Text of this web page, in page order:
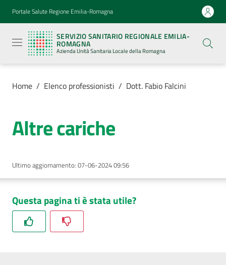
Vai al contenuto
Vai alla navigazione
Vai al footer
Portale Salute Regione Emilia-Romagna
SERVIZIO SANITARIO REGIONALE EMILIA-
ROMAGNA
Azienda Unità Sanitaria Locale della Romagna
Sanitario
Regionale
Emilia-
Romagna
Azienda
Sanitaria
Locale della
Servizi
Luoghi
di
cura
Home / Elenco professionisti / Dott. Fabio Falcini
Altre cariche
Ultimo aggiornamento: 07-06-2024 09:56
Questa pagina ti è stata utile?